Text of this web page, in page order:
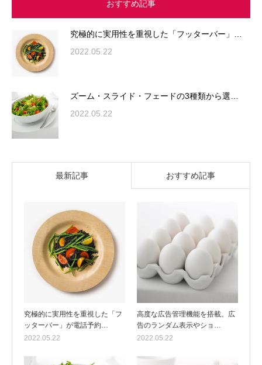
おすすめ記事
究極的に実用性を重視した「フッターバー」…
2022.05.22
ズーム・スライド・フェードの3種類から選…
2022.05.22
最新記事 おすすめ記事
究極的に実用性を重視した「フ
ッターバー」が電話予約…
2022.05.22
高度な広告管理機能を搭載。広
告のランダム表示やショ…
2022.05.22